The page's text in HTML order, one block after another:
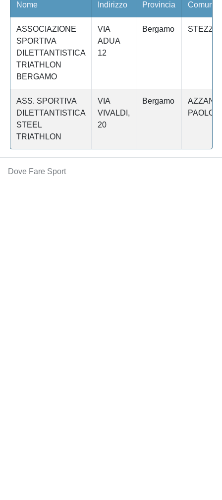
Nome Indirizzo Provincia Comune/
ASSOCIAZIONE
SPORTIVA
DILETTANTISTICA
TRIATHLON
BERGAMO
VIA
ADUA
12
Bergamo
ASS. SPORTIVA
DILETTANTISTICA
STEEL
TRIATHLON
VIA
VIVALDI,
20
Bergamo
PAOLO
Dove Fare Sport